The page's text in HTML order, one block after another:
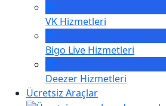
VK Hizmetleri
Bigo Live Hizmetleri
Deezer Hizmetleri
Ücretsiz Araçlar